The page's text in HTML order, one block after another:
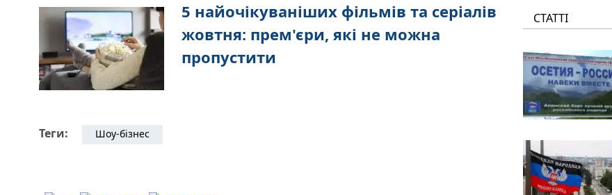
5 найочікуваніших фільмів та серіалів
жовтня: прем'єри, які не можна
пропустити
Теги: Шоу-бізнес
СТАТТІ